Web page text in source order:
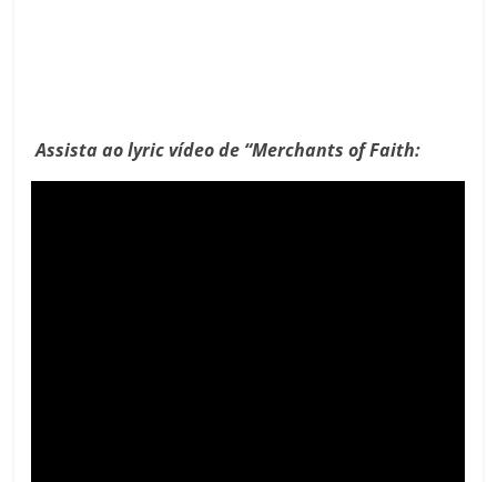
Assista ao lyric vídeo de “Merchants of Faith: